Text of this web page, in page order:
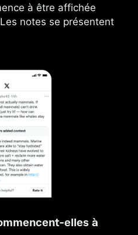
à être affichée
notes se présentent
à